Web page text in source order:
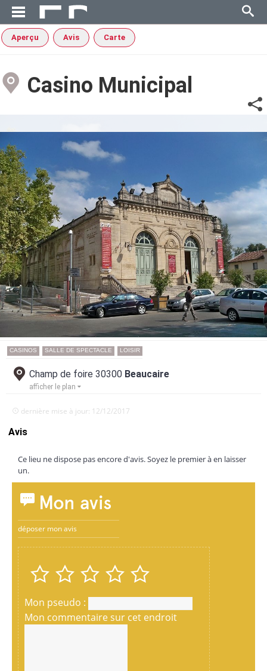
Aperçu Avis Carte
Casino Municipal
CASINOS SALLE DE SPECTACLE LOISIR
Champ de foire 30300 Beaucaire
afficher le plan
dernière mise à jour: 12/12/2017
Avis
Ce lieu ne dispose pas encore d'avis. Soyez le premier à en laisser
un.
Mon avis
déposer mon avis
Mon pseudo :
Mon commentaire sur cet endroit